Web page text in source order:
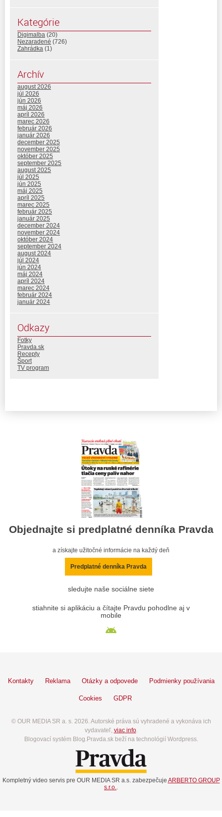
Kategórie
Digimalba (20)
Nezaradené (726)
Zahrádka (1)
Archív
august 2026
júl 2026
jún 2026
máj 2026
apríl 2026
marec 2026
február 2026
január 2026
december 2025
november 2025
október 2025
september 2025
august 2025
júl 2025
jún 2025
máj 2025
apríl 2025
marec 2025
február 2025
január 2025
december 2024
november 2024
október 2024
september 2024
august 2024
júl 2024
jún 2024
máj 2024
apríl 2024
marec 2024
február 2024
január 2024
Odkazy
Fotky
Pravda.sk
Recepty
Šport
TV program
Objednajte si predplatné denníka Pravda
a získajte užitočné informácie na každý deň
Predplatné denníka Pravda
sledujte naše sociálne siete
stiahnite si aplikáciu a čítajte Pravdu pohodlne aj v
mobile
Kontakty Reklama Otázky a odpovede Podmienky používania
Cookies GDPR
© OUR MEDIA SR a. s. 2026. Autorské práva sú vyhradené a vykonáva ich
vydavateľ, viac info.
Blogovací systém Blog.Pravda.sk beží na technológií Wordpress.
Kompletný video servis pre OUR MEDIA SR a.s. zabezpečuje ARBERTO GROUP
s.r.o.